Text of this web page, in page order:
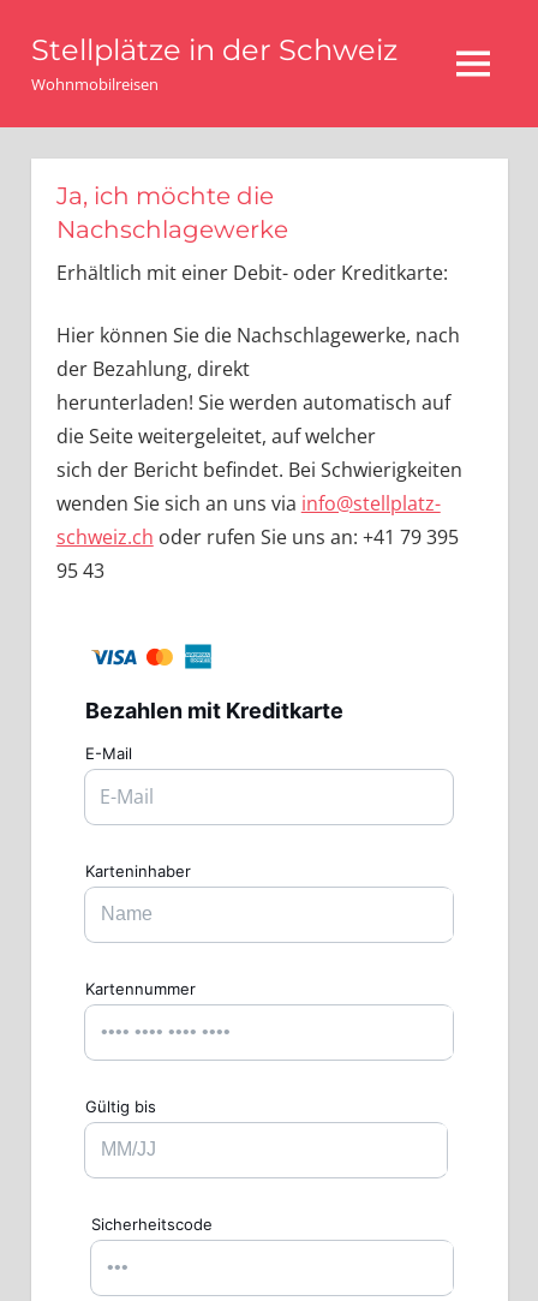
Inhalt
springen
Stellplätze in der Schweiz
Wohnmobilreisen MENU
Ja, ich möchte die
Nachschlagewerke
Erhältlich mit einer Debit- oder Kreditkarte:
Hier können Sie die Nachschlagewerke, nach
der Bezahlung, direkt
herunterladen! Sie werden automatisch auf
die Seite weitergeleitet, auf welcher
sich der Bericht befindet. Bei Schwierigkeiten
wenden Sie sich an uns via info@stellplatz-
schweiz.ch oder rufen Sie uns an: +41 79 395
95 43
Bezahlen mit Kreditkarte
E-Mail
Karteninhaber
Kartennummer
Gültig bis
Sicherheitscode